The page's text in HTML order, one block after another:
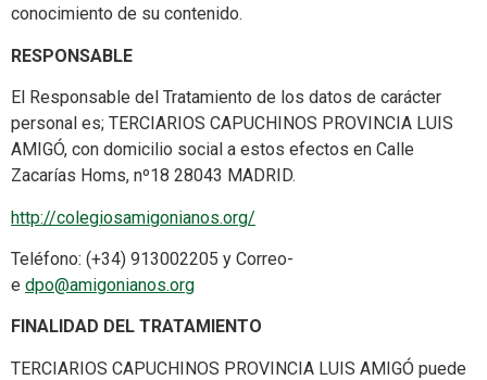
conocimiento de su contenido.
RESPONSABLE
El Responsable del Tratamiento de los datos de carácter
personal es; TERCIARIOS CAPUCHINOS PROVINCIA LUIS
AMIGÓ, con domicilio social a estos efectos en Calle
Zacarías Homs, nº18 28043 MADRID.
http://colegiosamigonianos.org/
Teléfono: (+34) 913002205 y Correo-
e dpo@amigonianos.org
FINALIDAD DEL TRATAMIENTO
TERCIARIOS CAPUCHINOS PROVINCIA LUIS AMIGÓ puede